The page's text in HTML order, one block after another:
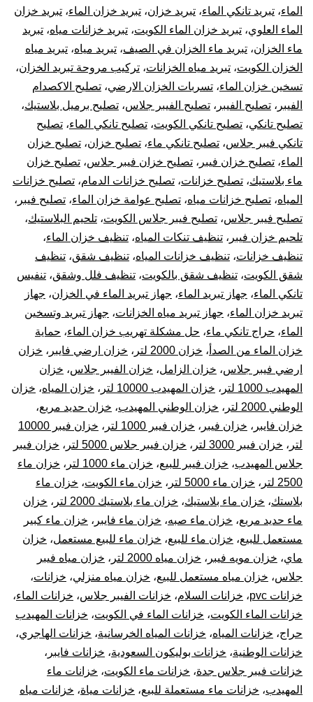
الماء، تبريد تانكي الماء، تبريد خزان، تبريد خزان الماء، تبريد خزان
الماء العلوي، تبريد خزان الماء الكويت، تبريد خزانات مياه، تبريد
ماء الخزان، تبريد ماء الخزان في الصيف، تبريد مياه، تبريد مياه
الخزان الكويت، تبريد مياه الخزانات، تركيب مروحة تبريد الخزان،
تسخين خزان الماء، تسربات الخزان الارضي، تصليح الاكصدام
الفيبر ، تصليح الفيبر ، تصليح الفيبر جلاس، تصليح برميل بلاستيك،
تصليح تانكي، تصليح تانكي الكويت، تصليح تانكي الماء، تصليح
تانكي فيبر جلاس، تصليح تانكي ماء، تصليح خزان، تصليح خزان
الماء، تصليح خزان فيبر ، تصليح خزان فيبر جلاس، تصليح خزان
ماء بلاستيك، تصليح خزانات، تصليح خزانات الدمام، تصليح خزانات
المياه، تصليح خزانات مياه، تصليح عوامة خزان الماء، تصليح فيبر ،
تصليح فيبر جلاس، تصليح فيبر جلاس الكويت، تلحيم البلاستيك،
تلحيم خزان فيبر ، تنظيف تنكات المياه، تنظيف خزان الماء،
تنظيف خزانات، تنظيف خزانات المياه، تنظيف شقق، تنظيف
شقق الكويت، تنظيف شقق بالكويت، تنظيف فلل وشقق، تنفيس
تانكي الماء، جهاز تبريد الماء، جهاز تبريد الماء في الخزان، جهاز
تبريد خزان الماء، جهاز تبريد مياه الخزانات، جهاز تبريد وتسخين
الماء، حراج تانكي ماء، حل مشكلة تهريب خزان الماء، حماية
خزان الماء من الصدأ ، خزان 2000 لتر ، خزان ارضي فايبر ، خزان
ارضي فيبر جلاس، خزان الزامل، خزان الفيبر جلاس، خزان
المهيدب 1000 لتر
، خزان المهيدب 10000 لتر ، خزان المياه، خزان
الوطني 2000 لتر
، خزان الوطني المهيدب، خزان حديد مربع،
خزان فايبر ، خزان فيبر ، خزان فيبر 1000 لتر ،
خزان فيبر 10000
لتر ، خزان فيبر 3000 لتر ، خزان فيبر جلاس 5000 لتر ، خزان فيبر
جلاس المهيدب، خزان فيبر للبيع، خزان ماء 1000 لتر ، خزان ماء
2500 لتر
، خزان ماء 5000 لتر ، خزان ماء الكويت، خزان ماء
بلاستك، خزان ماء بلاستيك، خزان ماء بلاستيك 2000 لتر ، خزان
ماء حديد مربع، خزان ماء صبه، خزان ماء فايبر ، خزان ماء كبير
مستعمل للبيع، خزان ماء للبيع، خزان ماء للبيع مستعمل، خزان
ماي، خزان مويه فيبر ، خزان مياه 2000 لتر ، خزان مياه فيبر
جلاس، خزان مياه مستعمل للبيع، خزان مياه منزلي، خزانات،
خزانات pvc
، خزانات السلام، خزانات الفيبر جلاس، خزانات الماء،
خزانات الماء الكويت، خزانات الماء في الكويت، خزانات المهيدب
حراج، خزانات المياه، خزانات المياه الخرسانية، خزانات الهاجري،
خزانات الوطنية، خزانات بوليكون السعودية، خزانات فايبر ،
خزانات فيبر جلاس جدة، خزانات ماء الكويت، خزانات ماء
المهيدب، خزانات ماء مستعملة للبيع، خزانات مياة، خزانات مياه